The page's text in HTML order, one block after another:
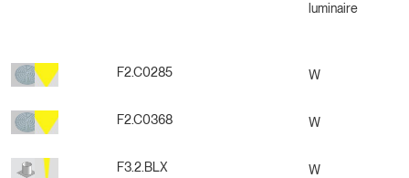
luminaire
F2.C0285 W
F2.C0368 W
F3.2.BLX W